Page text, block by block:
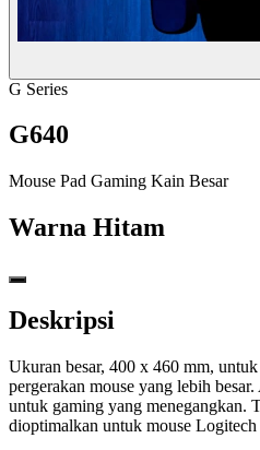
G Series
G640
Mouse Pad Gaming Kain Besar
Warna Hitam
Deskripsi
Ukuran besar, 400 x 460 mm,
pergerakan mouse yang lebih
untuk gaming yang menegangkan.
dioptimalkan untuk mouse